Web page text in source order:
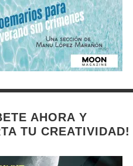
AHORA Y
TU CREATIVIDAD!